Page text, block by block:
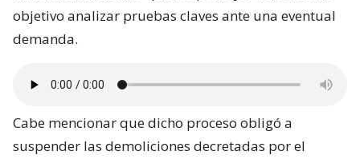
objetivo analizar pruebas claves ante una eventual
demanda.
Cabe mencionar que dicho proceso obligó a
suspender las demoliciones decretadas por el